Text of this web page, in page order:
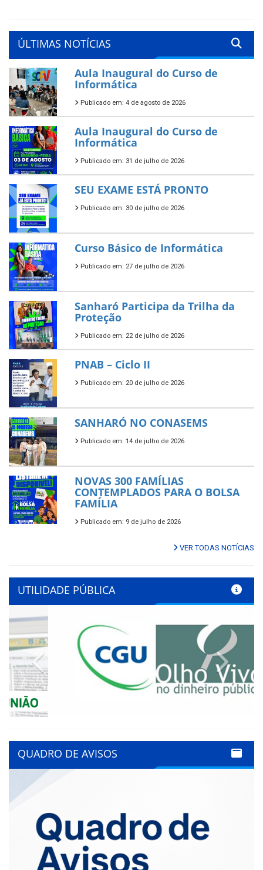
ÚLTIMAS NOTÍCIAS
Aula Inaugural do Curso de
Informática
Publicado em: 4 de agosto de 2026
Aula Inaugural do Curso de
Informática
Publicado em: 31 de julho de 2026
SEU EXAME ESTÁ PRONTO
Publicado em: 30 de julho de 2026
Curso Básico de Informática
Publicado em: 27 de julho de 2026
Sanharó Participa da Trilha da
Proteção
Publicado em: 22 de julho de 2026
PNAB – Ciclo II
Publicado em: 20 de julho de 2026
SANHARÓ NO CONASEMS
Publicado em: 14 de julho de 2026
NOVAS 300 FAMÍLIAS
CONTEMPLADOS PARA O BOLSA
FAMÍLIA
Publicado em: 9 de julho de 2026
VER TODAS NOTÍCIAS
UTILIDADE PÚBLICA
Previous Next
QUADRO DE AVISOS